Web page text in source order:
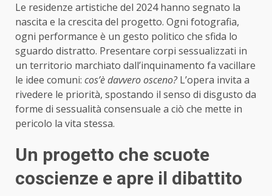
Le residenze artistiche del 2024 hanno segnato la
nascita e la crescita del progetto. Ogni fotografia,
ogni performance è un gesto politico che sfida lo
sguardo distratto. Presentare corpi sessualizzati in
un territorio marchiato dall’inquinamento fa vacillare
le idee comuni: cos’è davvero osceno?L’opera invita a
rivedere le priorità, spostando il senso di disgusto da
forme di sessualità consensuale a ciò che mette in
pericolo la vita stessa.
Un progetto che scuote
coscienze e apre il dibattito